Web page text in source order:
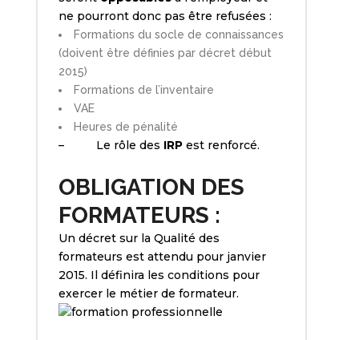
ne pourront donc pas être refusées :
Formations du socle de connaissances
(doivent être définies par décret début
2015)
Formations de l’inventaire
VAE
Heures de pénalité
– Le rôle des IRPest renforcé.
OBLIGATION DES
FORMATEURS :
Un décret sur la Qualité des
formateurs est attendu pour janvier
2015. Il définira les conditions pour
exercer le métier de formateur.